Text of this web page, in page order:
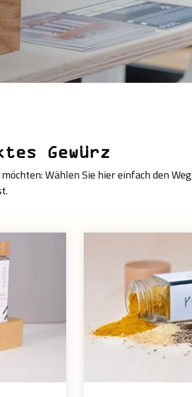
Gewürz
Wählen Sie hier einfach den